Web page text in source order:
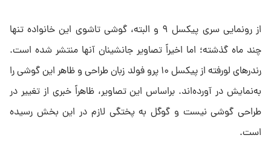
از رونمایی سری پیکسل ۹ و البته، گوشی تاشوی این خانواده تنها
چند ماه گذشته؛ اما اخیراً تصاویر جانشینان آنها منتشر شده است.
رندرهای لورفته از پیکسل ۱۰ پرو فولد زبان طراحی و ظاهر این گوشی را
به‌نمایش در آورده‌اند. براساس این تصاویر، ظاهراً خبری از تغییر در
طراحی گوشی نیست و گوگل به پختگی لازم در این بخش رسیده
است.